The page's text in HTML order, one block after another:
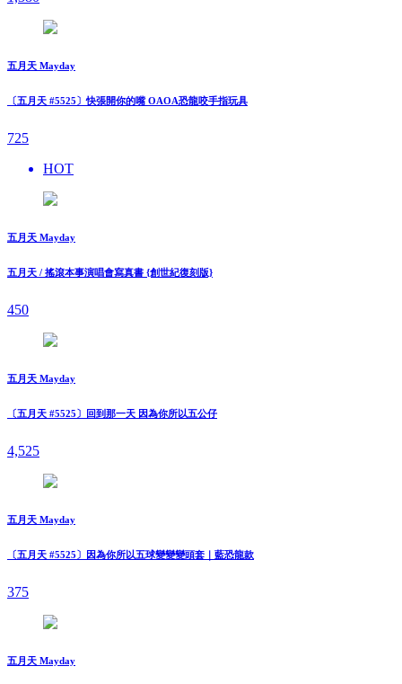
五月天 Mayday
〔五月天 #5525〕快張開你的嘴 OAOA恐龍咬手指玩具
725
HOT
五月天 Mayday
五月天 / 搖滾本事演唱會寫真書 {創世紀復刻版}
450
五月天 Mayday
〔五月天 #5525〕回到那一天 因為你所以五公仔
4,525
五月天 Mayday
〔五月天 #5525〕因為你所以五球變變變頭套｜藍恐龍款
375
五月天 Mayday